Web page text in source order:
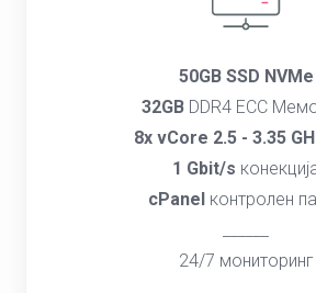
50GB SSD NVMe
32GBDDR4 ECC
8x vCore 2.5 - 3.35
1 Gbit/s
cPanelконтролен
24/7 мониторинг